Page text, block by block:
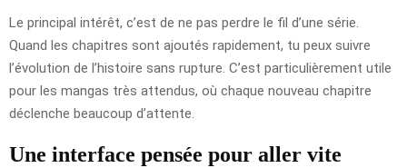
Le principal intérêt, c’est de ne pas perdre le fil d’une série.
Quand les chapitres sont ajoutés rapidement, tu peux suivre
l’évolution de l’histoire sans rupture. C’est particulièrement utile
pour les mangas très attendus, où chaque nouveau chapitre
déclenche beaucoup d’attente.
Une interface pensée pour aller vite